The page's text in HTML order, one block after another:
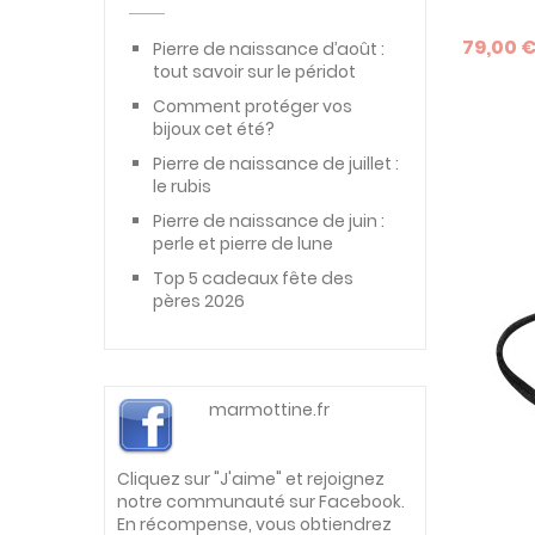
Poisson
Rond(5)
Signe astrologique(21)
Trèfle(1)
Pierre de naissance d’août :
tout savoir sur le péridot
Comment protéger vos
bijoux cet été?
Pierre de naissance de juillet :
le rubis
Pierre de naissance de juin :
perle et pierre de lune
Top 5 cadeaux fête des
pères 2026
marmottine.fr
Cliquez sur "J'aime" et rejoignez
notre communauté sur Facebook.
En récompense, vous obtiendrez
petit
idée de
79,00 €